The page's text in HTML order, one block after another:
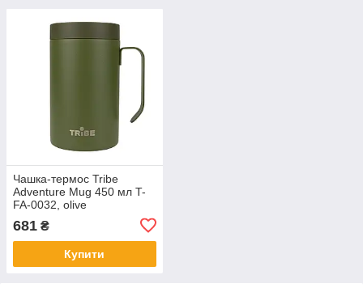
Чашка-термос Tribe
Adventure Mug 450 мл T-
FA-0032, olive
681 ₴
Купити